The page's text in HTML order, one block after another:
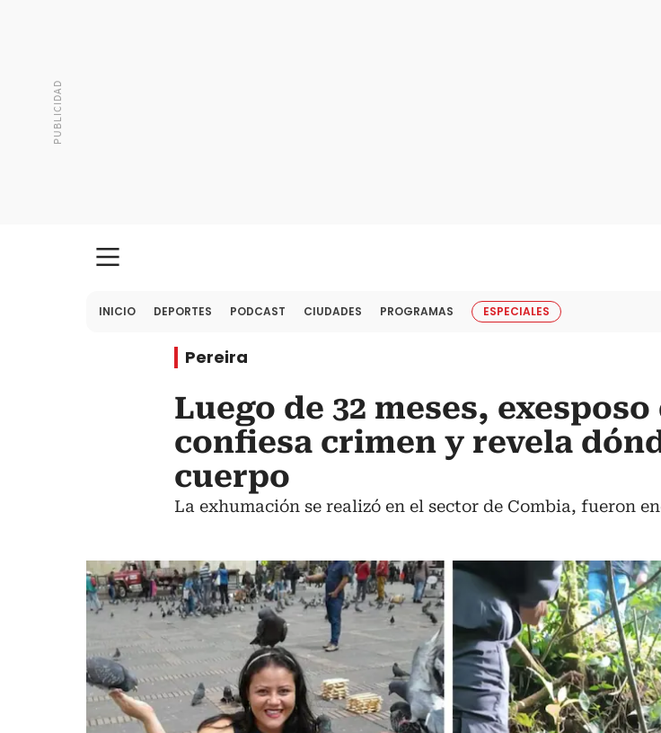
INICIO DEPORTES PODCAST CIUDADES PROGRAMAS ESPECIALES
Pereira
Luego de 32 meses,
confiesa crimen y revela
cuerpo
La exhumación se realizó en el sector de Combia, fueron